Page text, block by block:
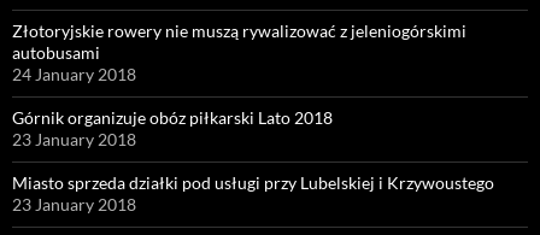
Złotoryjskie rowery nie muszą rywalizować z jeleniogórskimi
autobusami
24 January 2018
Górnik organizuje obóz piłkarski Lato 2018
23 January 2018
Miasto sprzeda działki pod usługi przy Lubelskiej i Krzywoustego
23 January 2018